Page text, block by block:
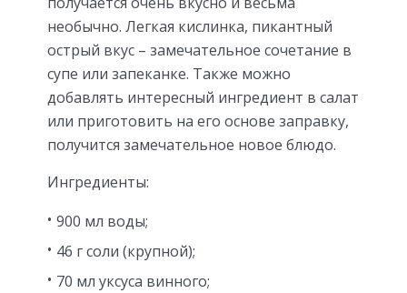
необычно. Легкая кислинка, пикантный
острый вкус – замечательное сочетание в
супе или запеканке. Также можно
добавлять интересный ингредиент в салат
или приготовить на его основе заправку,
получится замечательное новое блюдо.
Ингредиенты:
900 мл воды;
46 г соли (крупной);
70 мл уксуса винного;